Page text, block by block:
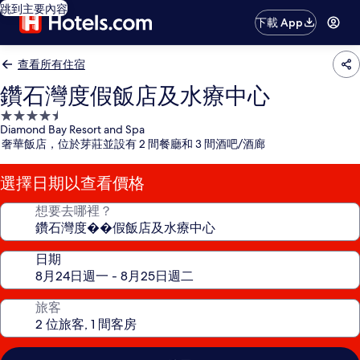
跳到主要內容
下載 App
查看所有住宿
鑽石灣度假飯店及水療中心
4.5
星
級
住
宿
Diamond Bay Resort and Spa
奢華飯店，位於芽莊並設有 2 間餐廳和 3 間酒吧/酒廊
選擇日期以查看價格
想要去哪裡？
日期
旅客